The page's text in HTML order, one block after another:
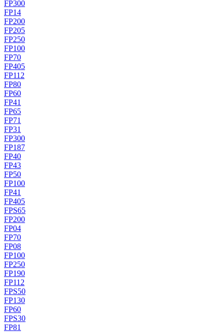
FP300
FP14
FP200
FP205
FP250
FP100
FP70
FP405
FP112
FP80
FP60
FP41
FP65
FP71
FP31
FP300
FP187
FP40
FP43
FP50
FP100
FP41
FP405
FPS65
FP200
FP04
FP70
FP08
FP100
FP250
FP190
FP112
FPS50
FP130
FP60
FPS30
FP81